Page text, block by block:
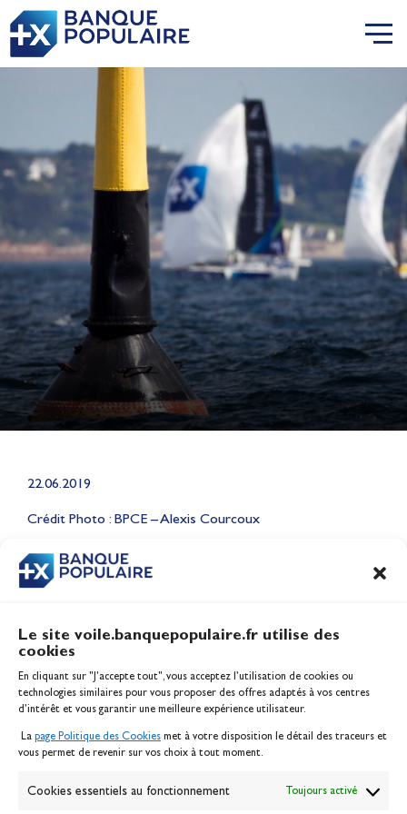
Le site voile.banquepopulaire.fr utilise des
cookies
En cliquant sur "J'accepte tout", vous acceptez l’utilisation de cookies ou
technologies similaires pour vous proposer des offres adaptés à vos centres
d’intérêt et vous garantir une meilleure expérience utilisateur.
La page Politique des Cookies met à votre disposition le détail des traceurs et
vous permet de revenir sur vos choix à tout moment.
Cookies essentiels au fonctionnement Toujours activé
22.06.2019
Crédit Photo : BPCE – Alexis Courcoux
CONTENU
Beach, sur le plan d'eau des
Jeux Olympiques 2028
Inscription serveur média
Contact
Politique des cookies
Banque de la voile